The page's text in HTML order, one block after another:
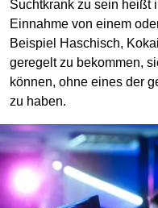
Suchtkrank zu sein heißt
Einnahme von einem
Beispiel Haschisch,
geregelt zu bekommen,
können, ohne eines der
zu haben.